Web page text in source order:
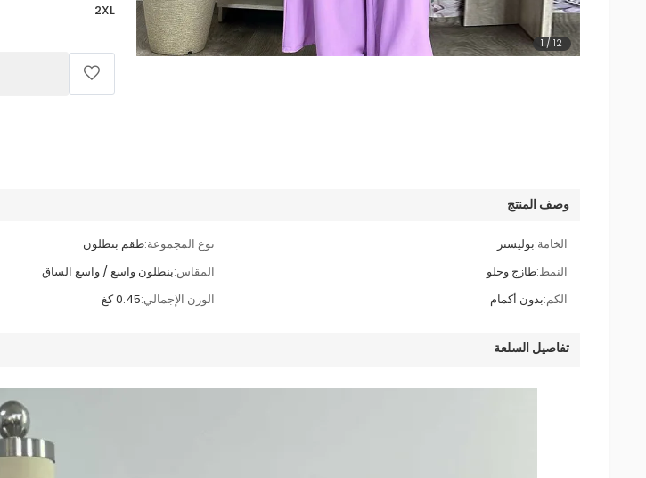
1 /12
2XL
وصف المنتج
الخامة:بوليستر نوع المجموعة:طقم بنطلون
النمط:طازج وحلو المقاس:بنطلون واسع / واسع الساق
الكم:بدون أكمام الوزن الإجمالي:0.45 كغ
تفاصيل السلعة